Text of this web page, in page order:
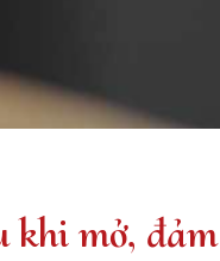
mở,